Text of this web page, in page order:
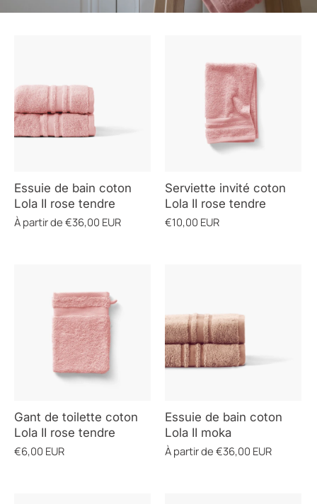
Essuie de bain coton
Lola II rose tendre
À partir de €36,00 EUR
Serviette invité coton
Lola II rose tendre
€10,00 EUR
Gant de toilette coton
Lola II rose tendre
€6,00 EUR
Essuie de bain coton
Lola II moka
À partir de €36,00 EUR